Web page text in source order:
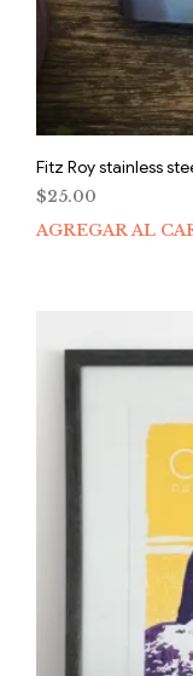
Fitz Roy stainless
$25.00
AGREGAR AL